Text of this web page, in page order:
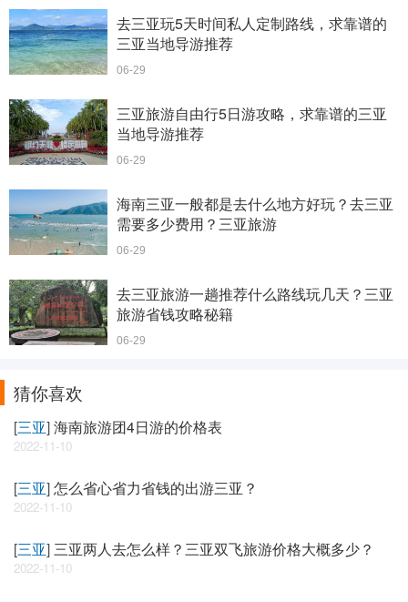
去三亚玩5天时间私人定制路线，求靠谱的
三亚当地导游推荐
06-29
三亚旅游自由行5日游攻略，求靠谱的三亚
当地导游推荐
06-29
海南三亚一般都是去什么地方好玩？去三亚
需要多少费用？三亚旅游
06-29
去三亚旅游一趟推荐什么路线玩几天？三亚
旅游省钱攻略秘籍
06-29
猜你喜欢
[三亚]海南旅游团4日游的价格表
2022-11-10
[三亚]怎么省心省力省钱的出游三亚？
2022-11-10
[三亚] 三亚两人去怎么样？三亚双飞旅游价格大概多少？
2022-11-10